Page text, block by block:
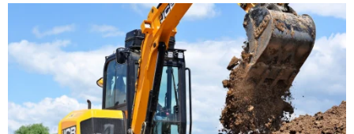
(Mostbirne, Apfel, Zwetschke und Nuss) neu gepflanzt. „…